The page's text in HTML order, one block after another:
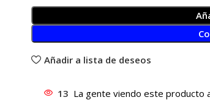
Añadir a lista de deseos
13 La gente viendo este producto